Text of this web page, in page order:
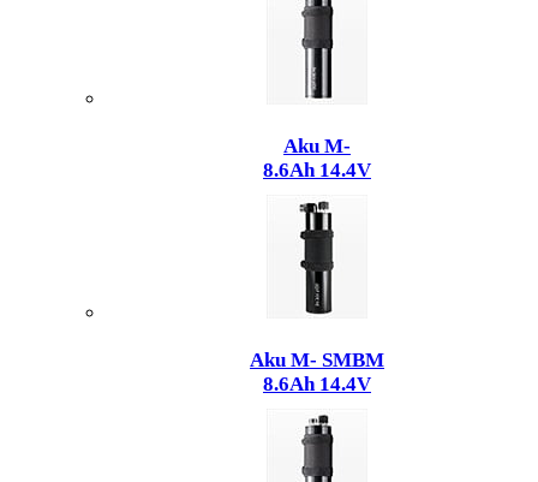
Aku M-
8.6Ah 14.4V
Aku M- SMBM
8.6Ah 14.4V